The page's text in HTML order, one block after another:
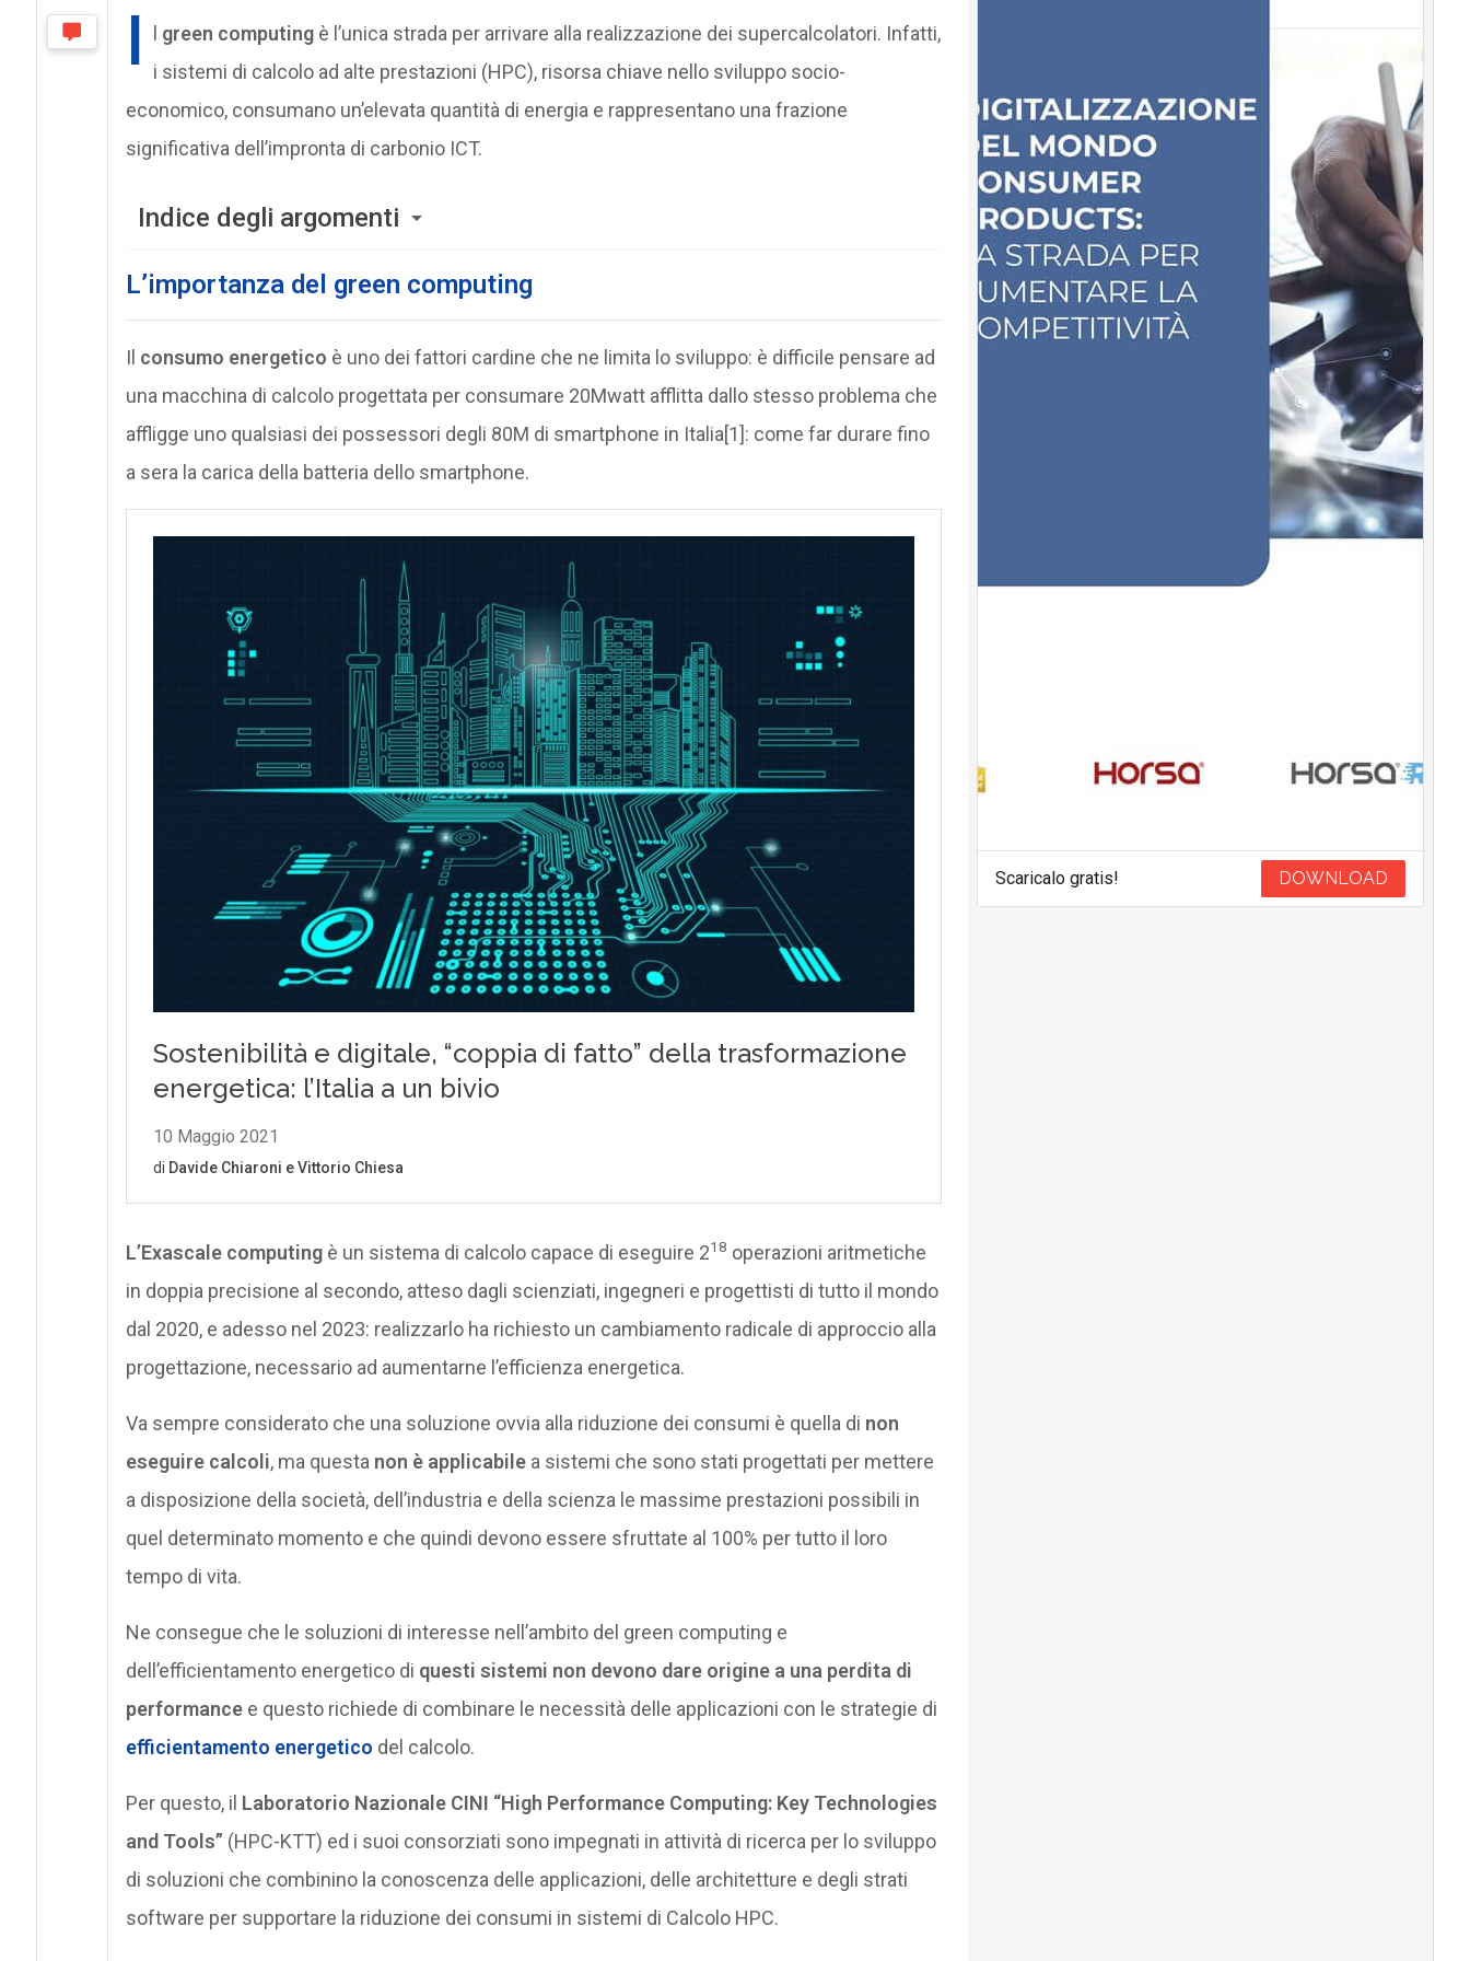
I l green computingè l’unica strada per arrivare alla realizzazione dei supercalcolatori. Infatti,
i sistemi di calcolo ad alte prestazioni (HPC), risorsa chiave nello sviluppo socio-
economico, consumano un’elevata quantità di energia e rappresentano una frazione
significativa dell’impronta di carbonio ICT.
Indice degli argomenti
L’importanza del green computing
Il consumo energetico è uno dei fattori cardine che ne limita lo sviluppo: è difficile pensare ad
una macchina di calcolo progettata per consumare 20Mwatt afflitta dallo stesso problema che
affligge uno qualsiasi dei possessori degli 80M di smartphone in Italia[1]: come far durare fino
a sera la carica della batteria dello smartphone.
L’Exascale computingè un sistema di calcolo capace di eseguire 218 operazioni aritmetiche
in doppia precisione al secondo, atteso dagli scienziati, ingegneri e progettisti di tutto il mondo
dal 2020, e adesso nel 2023: realizzarlo ha richiesto un cambiamento radicale di approccio alla
progettazione, necessario ad aumentarne l’efficienza energetica.
Va sempre considerato che una soluzione ovvia alla riduzione dei consumi è quella di non
eseguire calcoli, ma questa non è applicabilea sistemi che sono stati progettati per mettere
a disposizione della società, dell’industria e della scienza le massime prestazioni possibili in
quel determinato momento e che quindi devono essere sfruttate al 100% per tutto il loro
tempo di vita.
Ne consegue che le soluzioni di interesse nell’ambito del green computing e
dell’efficientamento energetico di questi sistemi non devono dare origine a una perdita di
performancee questo richiede di combinare le necessità delle applicazioni con le strategie di
efficientamento energetico del calcolo.
Per questo, il Laboratorio Nazionale CINI “High Performance Computing: Key Technologies
and Tools” (HPC-KTT) ed i suoi consorziati sono impegnati in attività di ricerca per lo sviluppo
di soluzioni che combinino la conoscenza delle applicazioni, delle architetture e degli strati
software per supportare la riduzione dei consumi in sistemi di Calcolo HPC.
Scaricalo gratis! DOWNLOAD